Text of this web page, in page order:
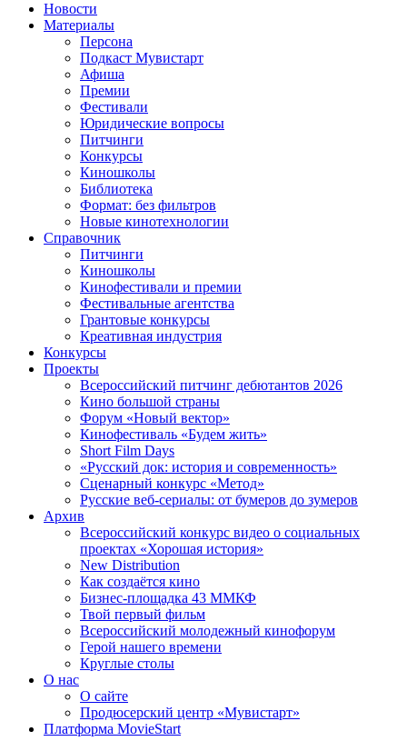
Новости
Материалы
Персона
Подкаст Мувистарт
Афиша
Премии
Фестивали
Юридические вопросы
Питчинги
Конкурсы
Киношколы
Библиотека
Формат: без фильтров
Новые кинотехнологии
Справочник
Питчинги
Киношколы
Кинофестивали и премии
Фестивальные агентства
Грантовые конкурсы
Креативная индустрия
Конкурсы
Проекты
Всероссийский питчинг дебютантов 2026
Кино большой страны
Форум «Новый вектор»
Кинофестиваль «Будем жить»
Short Film Days
«Русский док: история и современность»
Сценарный конкурс «Метод»
Русские веб-сериалы: от бумеров до зумеров
Архив
Всероссийский конкурс видео о социальных
проектах «Хорошая история»
New Distribution
Как создаётся кино
Бизнес-площадка 43 ММКФ
Твой первый фильм
Всероссийский молодежный кинофорум
Герой нашего времени
Круглые столы
О нас
О сайте
Продюсерский центр «Мувистарт»
Платформа MovieStart